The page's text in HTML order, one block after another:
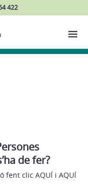
422
de fer?
fent clic AQUÍ i AQUÍ